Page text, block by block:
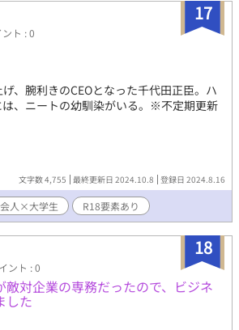
17
ト : 0
、腕利きのCEOとなった千代田正臣。ハ
、ニートの幼馴染がいる。※不定期更新
文字数 4,755 最終更新日 2024.10.8 登録日 2024.8.16
人×大学生 R18要素あり
18
ント : 0
敵対企業の専務だったので、ビジネ
した